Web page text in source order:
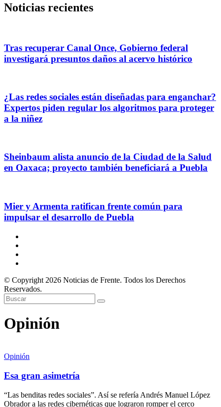
Noticias recientes
Tras recuperar Canal Once, Gobierno federal
investigará presuntos daños al acervo histórico
¿Las redes sociales están diseñadas para enganchar?
Expertos piden regular los algoritmos para proteger
a la niñez
Sheinbaum alista anuncio de la Ciudad de la Salud
en Oaxaca; proyecto también beneficiará a Puebla
Mier y Armenta ratifican frente común para
impulsar el desarrollo de Puebla
© Copyright 2026 Noticias de Frente. Todos los Derechos
Reservados.
Opinión
Opinión
Esa gran asimetría
“Las benditas redes sociales”. Así se refería Andrés Manuel López
Obrador a las redes cibernéticas que lograron romper el cerco